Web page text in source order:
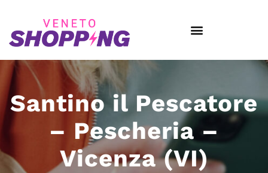
Santino il Pescatore
– Pescheria –
Vicenza (VI)